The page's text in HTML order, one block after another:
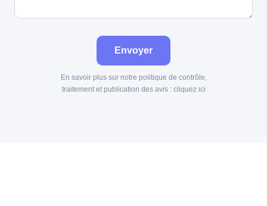
Envoyer
En savoir plus sur notre politique de contrôle,
traitement et publication des avis : cliquez ici